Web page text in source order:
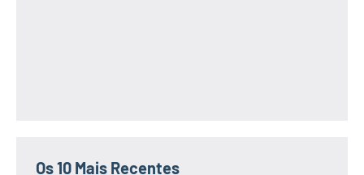
Os 10 Mais Recentes